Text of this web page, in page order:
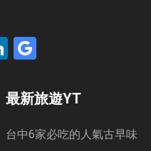
LinkedIn
最新旅遊YT
台中6家必吃的人氣古早味